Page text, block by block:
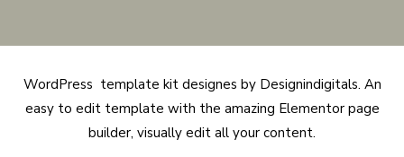
WordPress template kit designes by Designindigitals. An
easy to edit template with the amazing Elementor page
builder, visually edit all your content.